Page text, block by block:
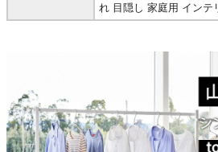
れ 目隠し 家庭用 インテ